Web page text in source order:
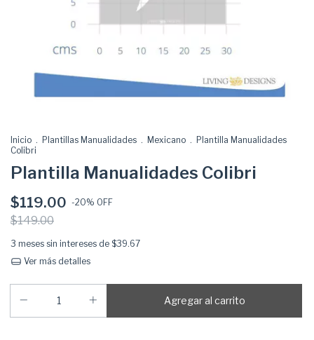
Inicio . Plantillas Manualidades . Mexicano . Plantilla Manualidades
Colibri
Plantilla Manualidades Colibri
$119.00 -20% OFF
$149.00
3 meses sin intereses de $39.67
Ver más detalles